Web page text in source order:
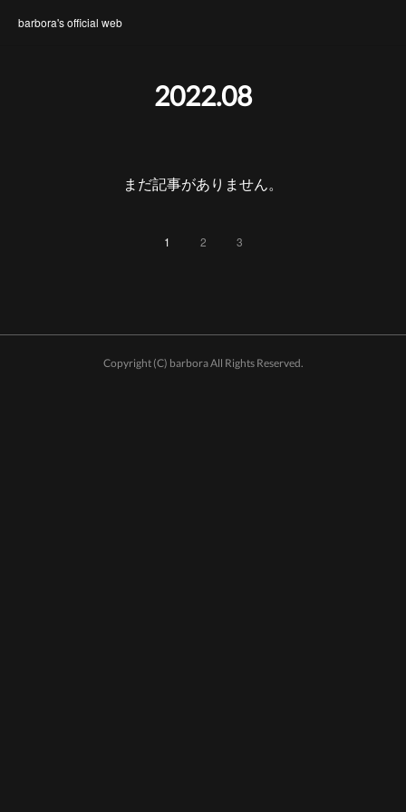
barbora's official web
2022.08
まだ記事がありません。
1 2 3
Copyright (C) barbora All Rights Reserved.